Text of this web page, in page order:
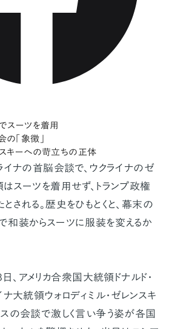
スーツを着用
「象徴」
キーへの苛立ちの正体
イナの首脳会談で、ウクライナのゼ
スーツを着用せず、トランプ政権
される。歴史をひもとくと、幕末の
和装からスーツに服装を変えるか
アメリカ合衆国大統領ドナルド・
ナ大統領ウォロディミル・ゼレンスキ
の会談で激しく言い争う姿が各国